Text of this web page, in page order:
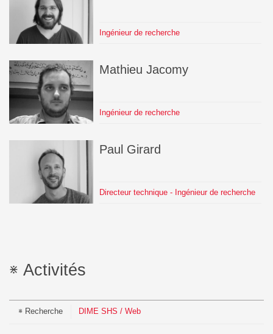
Ingénieur de recherche
Mathieu Jacomy
Ingénieur de recherche
Paul Girard
Directeur technique - Ingénieur de recherche
Activités
Recherche DIME SHS / Web